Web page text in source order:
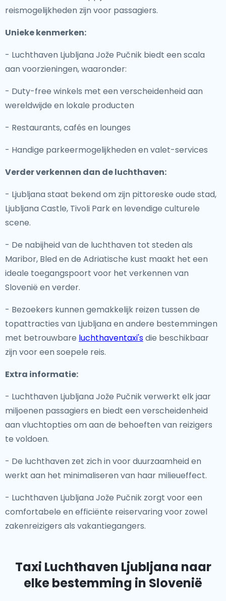
reismogelijkheden zijn voor passagiers.
Unieke kenmerken:
- Luchthaven Ljubljana Jože Pučnik biedt een scala
aan voorzieningen, waaronder:
- Duty-free winkels met een verscheidenheid aan
wereldwijde en lokale producten
- Restaurants, cafés en lounges
- Handige parkeermogelijkheden en valet-services
Verder verkennen dan de luchthaven:
- Ljubljana staat bekend om zijn pittoreske oude stad,
Ljubljana Castle, Tivoli Park en levendige culturele
scene.
- De nabijheid van de luchthaven tot steden als
Maribor, Bled en de Adriatische kust maakt het een
ideale toegangspoort voor het verkennen van
Slovenië en verder.
- Bezoekers kunnen gemakkelijk reizen tussen de
topattracties van Ljubljana en andere bestemmingen
met betrouwbare luchthaventaxi'sdie beschikbaar
zijn voor een soepele reis.
Extra informatie:
- Luchthaven Ljubljana Jože Pučnik verwerkt elk jaar
miljoenen passagiers en biedt een verscheidenheid
aan vluchtopties om aan de behoeften van reizigers
te voldoen.
- De luchthaven zet zich in voor duurzaamheid en
werkt aan het minimaliseren van haar milieueffect.
- Luchthaven Ljubljana Jože Pučnik zorgt voor een
comfortabele en efficiënte reiservaring voor zowel
zakenreizigers als vakantiegangers.
Taxi Luchthaven Ljubljana naar
elke bestemming in Slovenië